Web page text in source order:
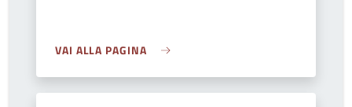
VAI ALLA PAGINA